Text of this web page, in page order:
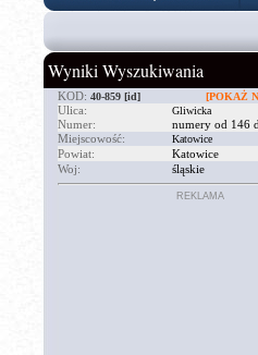
Wyniki Wyszukiwania
KOD: 40-859 [id] [POKAŻ
Ulica: Gliwicka
Numer:
numery od 146
Miejscowość:
Katowice
Powiat:
Katowice
Woj:
śląskie
REKLAMA